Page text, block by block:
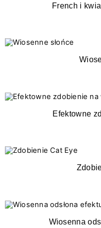
French i
Efektowne
Wiosenna